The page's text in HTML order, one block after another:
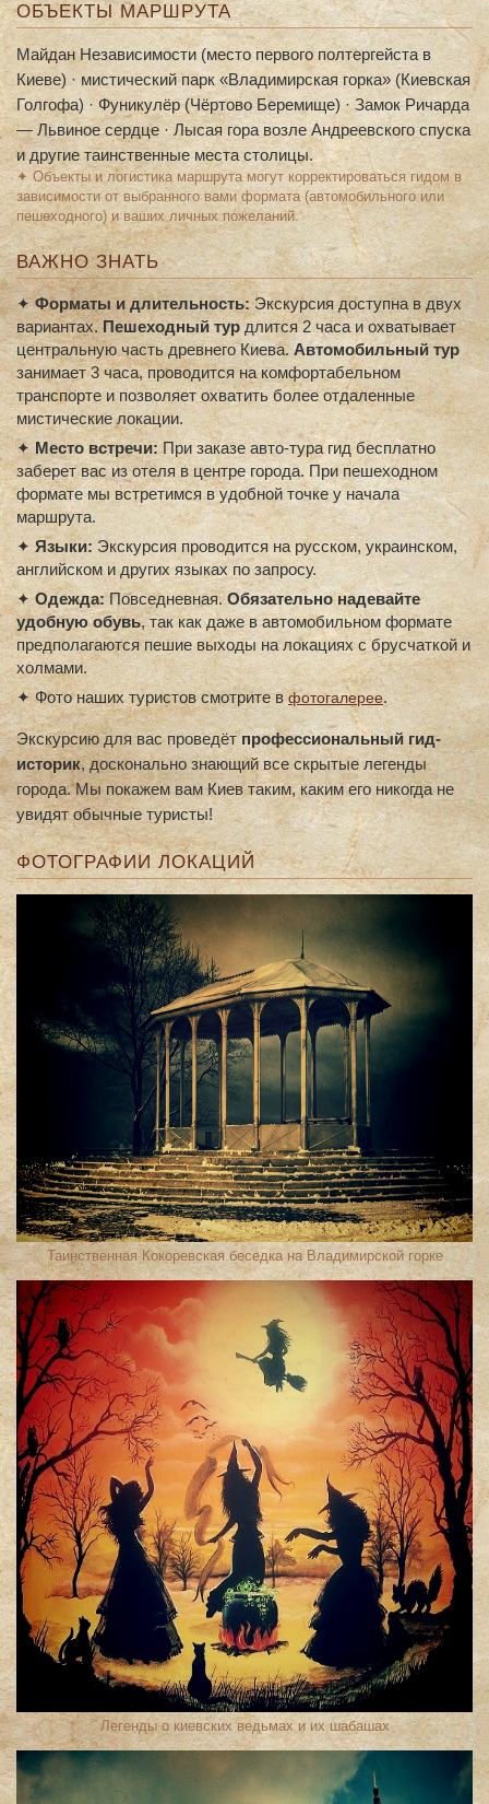
ОБЪЕКТЫ МАРШРУТА
Майдан Независимости (место первого полтергейста в
Киеве) · мистический парк «Владимирская горка» (Киевская
Голгофа) · Фуникулёр (Чёртово Беремище) · Замок Ричарда
— Львиное сердце · Лысая гора возле Андреевского спуска
и другие таинственные места столицы.
✦ Объекты и логистика маршрута могут корректироваться гидом в
зависимости от выбранного вами формата (автомобильного или
пешеходного) и ваших личных пожеланий.
ВАЖНО ЗНАТЬ
✦Форматы и длительность: Экскурсия доступна в двух
вариантах.Пешеходный турдлится 2 часа и охватывает
центральную часть древнего Киева. Автомобильный тур
занимает 3 часа, проводится на комфортабельном
транспорте и позволяет охватить более отдаленные
мистические локации.
✦ Место встречи:При заказе авто-тура гид бесплатно
заберет вас из отеля в центре города. При пешеходном
формате мы встретимся в удобной точке у начала
маршрута.
✦Языки: Экскурсия проводится на русском, украинском,
английском и других языках по запросу.
✦ Одежда: Повседневная.Обязательно надевайте
удобную обувь, так как даже в автомобильном формате
предполагаются пешие выходы на локациях с брусчаткой и
холмами.
✦ Фото наших туристов смотрите вфотогалерее.
Экскурсию для вас проведётпрофессиональный гид-
историк, досконально знающий все скрытые легенды
города. Мы покажем вам Киев таким, каким его никогда не
увидят обычные туристы!
ФОТОГРАФИИ ЛОКАЦИЙ
Таинственная Кокоревская беседка на Владимирской горке
Легенды о киевских ведьмах и их шабашах